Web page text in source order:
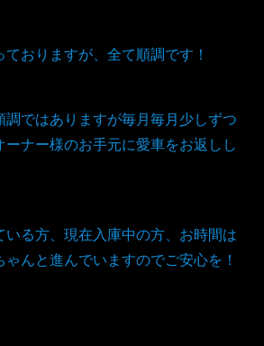
おりますが、全て順調です！
ではありますが毎月毎月少しずつ
ナー様のお手元に愛車をお返しし
いる方、現在入庫中の方、お時間は
んと進んでいますのでご安心を！